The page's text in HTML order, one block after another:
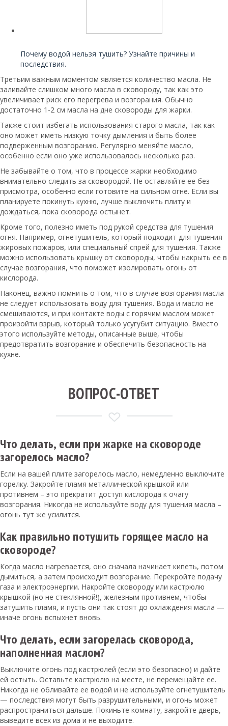
Почему водой нельзя тушить? Узнайте причины и
последствия.
Третьим важным моментом является количество масла. Не
заливайте слишком много масла в сковороду, так как это
увеличивает риск его перегрева и возгорания. Обычно
достаточно 1-2 см масла на дне сковороды для жарки.
Также стоит избегать использования старого масла, так как
оно может иметь низкую точку дымления и быть более
подверженным возгоранию. Регулярно меняйте масло,
особенно если оно уже использовалось несколько раз.
Не забывайте о том, что в процессе жарки необходимо
внимательно следить за сковородой. Не оставляйте ее без
присмотра, особенно если готовите на сильном огне. Если вы
планируете покинуть кухню, лучше выключить плиту и
дождаться, пока сковорода остынет.
Кроме того, полезно иметь под рукой средства для тушения
огня. Например, огнетушитель, который подходит для тушения
жировых пожаров, или специальный спрей для тушения. Также
можно использовать крышку от сковороды, чтобы накрыть ее в
случае возгорания, что поможет изолировать огонь от
кислорода.
Наконец, важно помнить о том, что в случае возгорания масла
не следует использовать воду для тушения. Вода и масло не
смешиваются, и при контакте воды с горячим маслом может
произойти взрыв, который только усугубит ситуацию. Вместо
этого используйте методы, описанные выше, чтобы
предотвратить возгорание и обеспечить безопасность на
кухне.
ВОПРОС-ОТВЕТ
Что делать, если при жарке на сковороде
загорелось масло?
Если на вашей плите загорелось масло, немедленно выключите
горелку. Закройте пламя металлической крышкой или
противнем – это прекратит доступ кислорода к очагу
возгорания. Никогда не используйте воду для тушения масла –
огонь тут же усилится.
Как правильно потушить горящее масло на
сковороде?
Когда масло нагревается, оно сначала начинает кипеть, потом
дымиться, а затем происходит возгорание. Перекройте подачу
газа и электроэнергии. Накройте сковороду или кастрюлю
крышкой (но не стеклянной!), железным противнем, чтобы
затушить пламя, и пусть они так стоят до охлаждения масла —
иначе огонь вспыхнет вновь.
Что делать, если загорелась сковорода,
наполненная маслом?
Выключите огонь под кастрюлей (если это безопасно) и дайте
ей остыть. Оставьте кастрюлю на месте, не перемещайте ее.
Никогда не обливайте ее водой и не используйте огнетушитель
— последствия могут быть разрушительными, и огонь может
распространиться дальше. Покиньте комнату, закройте дверь,
выведите всех из дома и не выходите.